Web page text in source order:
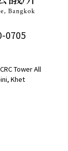
0705
Tower All
Khet